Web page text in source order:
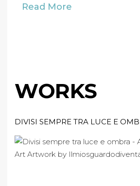
Read More
WORKS
DIVISI SEMPRE TRA LUCE E